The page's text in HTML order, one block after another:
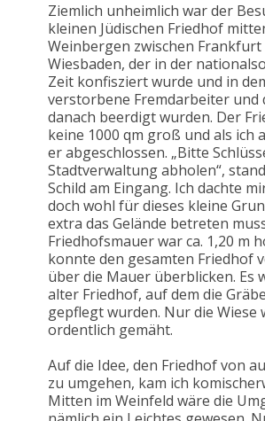
Ziemlich unheimlich war der
kleinen Jüdischen Friedhof
Weinbergen zwischen Frankfurt
Wiesbaden, der in der
Zeit konfisziert wurde und in
verstorbene Fremdarbeiter und
danach beerdigt wurden. Der
keine 1000 qm groß und als ich
er abgeschlossen. „Bitte
Stadtverwaltung abholen“,
Schild am Eingang. Ich dachte
doch wohl für dieses kleine
extra das Gelände betreten
Friedhofsmauer war ca. 1,20 m
konnte den gesamten Friedhof
über die Mauer überblicken. Es
alter Friedhof, auf dem die
gepflegt wurden. Nur die Wiese
ordentlich gemäht.
Auf die Idee, den Friedhof von
zu umgehen, kam ich
Mitten im Weinfeld wäre die